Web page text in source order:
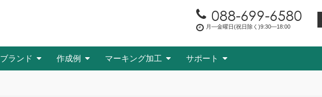
088-699-6580
月―金曜日(祝日除く)9:30―18:00
ブランド 作成例 マーキング加工 サポート